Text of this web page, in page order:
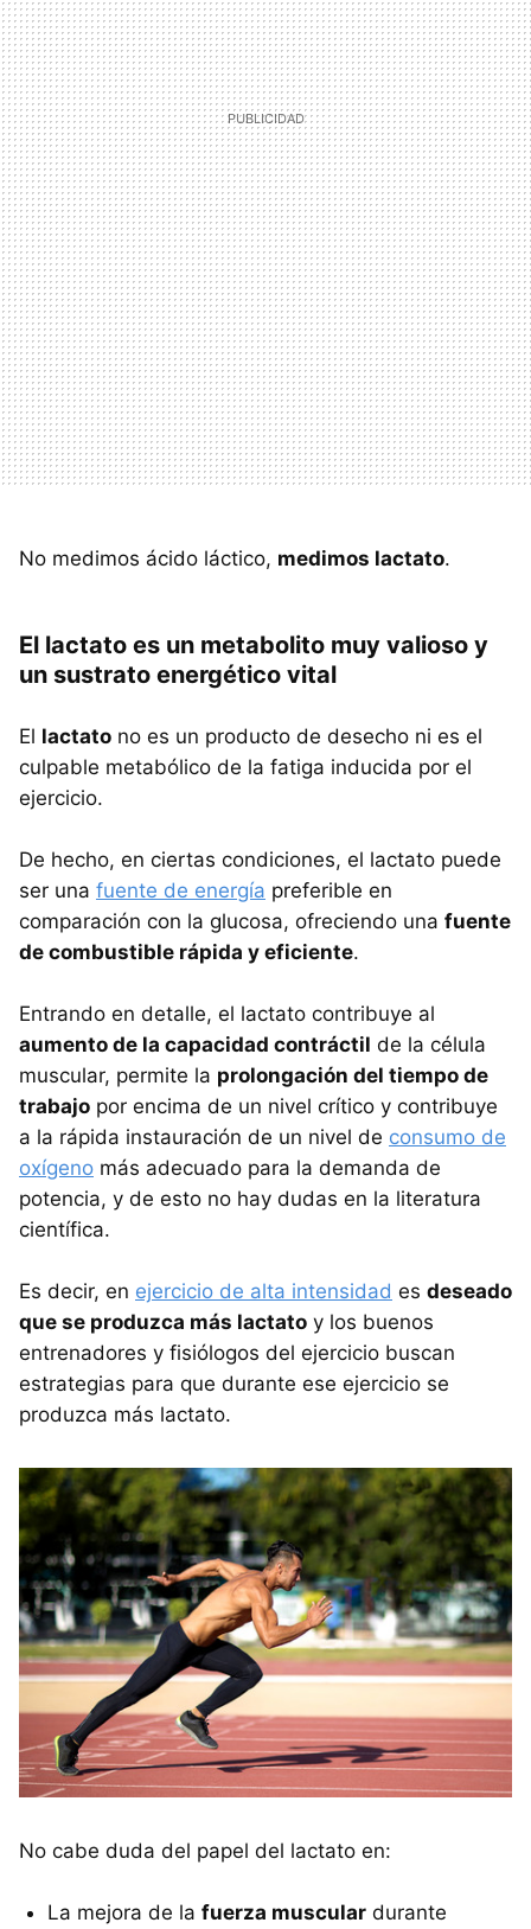
No medimos ácido láctico, medimos lactato.
El lactato es un metabolito muy valioso y
un sustrato energético vital
El lactato no es un producto de desecho ni es el
culpable metabólico de la fatiga inducida por el
ejercicio.
De hecho, en ciertas condiciones, el lactato puede
ser una fuente de energía preferible en
comparación con la glucosa, ofreciendo una fuente
de combustible rápida y eficiente.
Entrando en detalle, el lactato contribuye al
aumento de la capacidad contráctil de la célula
muscular, permite la prolongación del tiempo de
trabajo por encima de un nivel crítico y contribuye
a la rápida instauración de un nivel de consumo de
oxígeno más adecuado para la demanda de
potencia, y de esto no hay dudas en la literatura
científica.
Es decir, en ejercicio de alta intensidad es deseado
que se produzca más lactato y los buenos
entrenadores y fisiólogos del ejercicio buscan
estrategias para que durante ese ejercicio se
produzca más lactato.
No cabe duda del papel del lactato en:
La mejora de la fuerza muscular durante